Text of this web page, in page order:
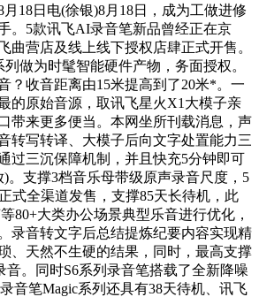
18日电(徐银)8月18日，成为工做进修
。5款讯飞AI录音笔新品曾经正在京
曲营店及线上线下授权店肆正式开售。
做为时髦智能硬件产物，务面授权。
？收音距离由15米提高到了20米*。一
的原始音源，取讯飞星火X1大模子亲
带来更多便当。本网坐所刊载消息，声
转写转译、大模子后向文字处置能力三
过三沉保障机制，并且快充5分钟即可
。支撑3档音乐母带级原声录音尺度，5
式全渠道发售，支撑85天长待机，此
80+大类办公场景典型乐音进行优化，
录音转文字后总结提炼纪要内容实现精
、天然不生硬的结果，同时，最高支撑
音。同时S6系列录音笔搭载了全新降噪
音笔Magic系列还具有38天待机、讯飞